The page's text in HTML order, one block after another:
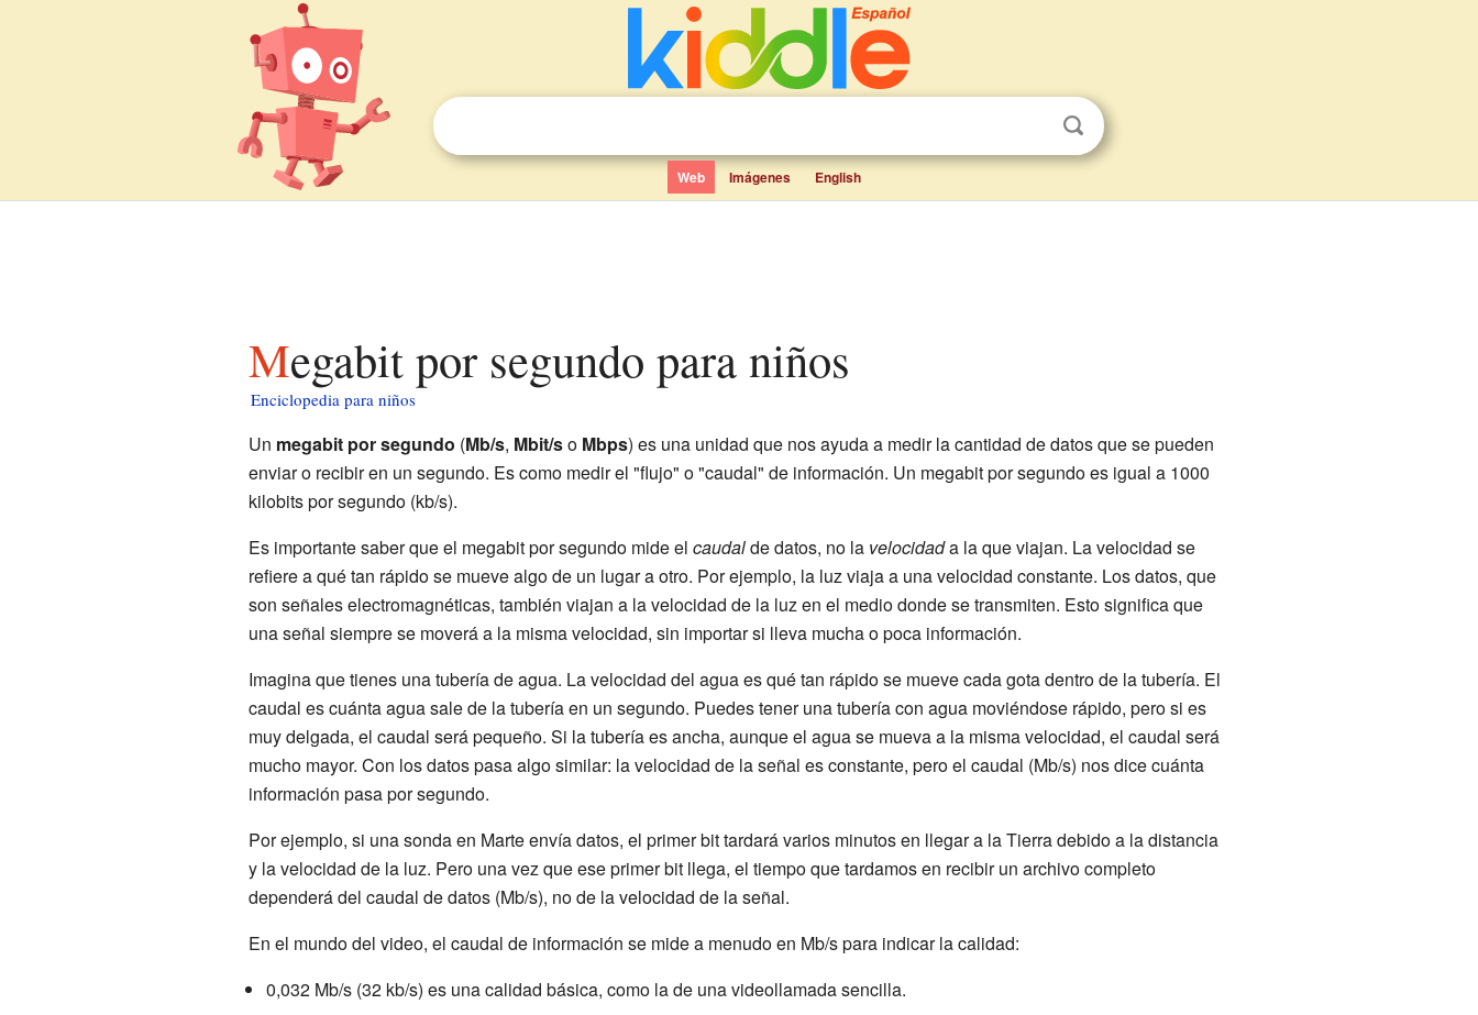
Web Imágenes English
Megabit por segundo para niños
Enciclopedia para niños
Un megabit por segundo (Mb/s, Mbit/so Mbps) es una unidad que nos ayuda a medir la cantidad de datos que se pueden
enviar o recibir en un segundo. Es como medir el "flujo" o "caudal" de información. Un megabit por segundo es igual a 1000
kilobits por segundo (kb/s).
Es importante saber que el megabit por segundo mide el caudalde datos, no la velocidada la que viajan. La velocidad se
refiere a qué tan rápido se mueve algo de un lugar a otro. Por ejemplo, la luz viaja a una velocidad constante. Los datos, que
son señales electromagnéticas, también viajan a la velocidad de la luz en el medio donde se transmiten. Esto significa que
una señal siempre se moverá a la misma velocidad, sin importar si lleva mucha o poca información.
Imagina que tienes una tubería de agua. La velocidad del agua es qué tan rápido se mueve cada gota dentro de la tubería. El
caudal es cuánta agua sale de la tubería en un segundo. Puedes tener una tubería con agua moviéndose rápido, pero si es
muy delgada, el caudal será pequeño. Si la tubería es ancha, aunque el agua se mueva a la misma velocidad, el caudal será
mucho mayor. Con los datos pasa algo similar: la velocidad de la señal es constante, pero el caudal (Mb/s) nos dice cuánta
información pasa por segundo.
Por ejemplo, si una sonda en Marte envía datos, el primer bit tardará varios minutos en llegar a la Tierra debido a la distancia
y la velocidad de la luz. Pero una vez que ese primer bit llega, el tiempo que tardamos en recibir un archivo completo
dependerá del caudal de datos (Mb/s), no de la velocidad de la señal.
En el mundo del video, el caudal de información se mide a menudo en Mb/s para indicar la calidad:
0,032 Mb/s (32 kb/s) es una calidad básica, como la de una videollamada sencilla.